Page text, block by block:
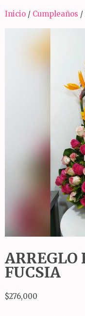
Inicio / Cumpleaños /
ARREGLO
FUCSIA
$276,000